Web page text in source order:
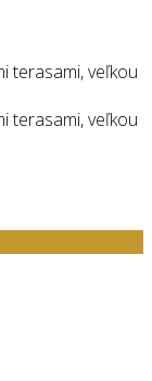
terasami, veľkou
terasami, veľkou